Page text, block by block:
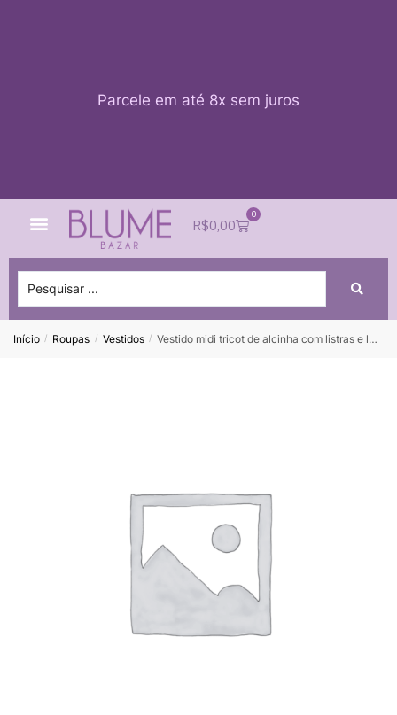
Parcele em até 8x sem juros
R$0,00
0
Início / Roupas / Vestidos / Vestido midi tricot de alcinha com listras e lurex ANIMALE – M